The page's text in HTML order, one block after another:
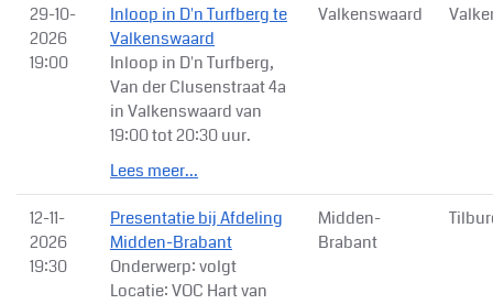
29-10-
2026
19:00
Inloop in D'n Turfberg te
Valkenswaard
Inloop in D'n Turfberg,
Van der Clusenstraat 4a
in Valkenswaard van
19:00 tot 20:30 uur.
Lees meer...
Valkenswaard
12-11-
2026
19:30
Presentatie bij Afdeling
Midden-Brabant
Onderwerp: volgt
Locatie: VOC Hart van
Midden-
Brabant